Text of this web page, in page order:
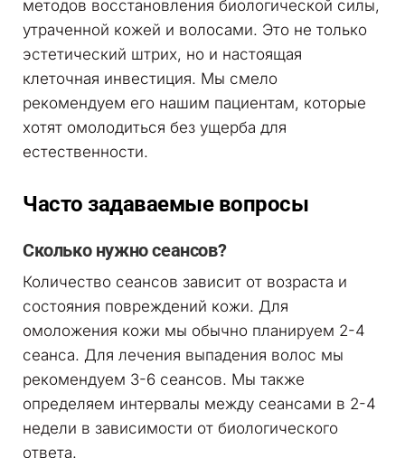
методов восстановления биологической силы,
утраченной кожей и волосами. Это не только
эстетический штрих, но и настоящая
клеточная инвестиция. Мы смело
рекомендуем его нашим пациентам, которые
хотят омолодиться без ущерба для
естественности.
Часто задаваемые вопросы
Сколько нужно сеансов?
Количество сеансов зависит от возраста и
состояния повреждений кожи. Для
омоложения кожи мы обычно планируем 2-4
сеанса. Для лечения выпадения волос мы
рекомендуем 3-6 сеансов. Мы также
определяем интервалы между сеансами в 2-4
недели в зависимости от биологического
ответа.